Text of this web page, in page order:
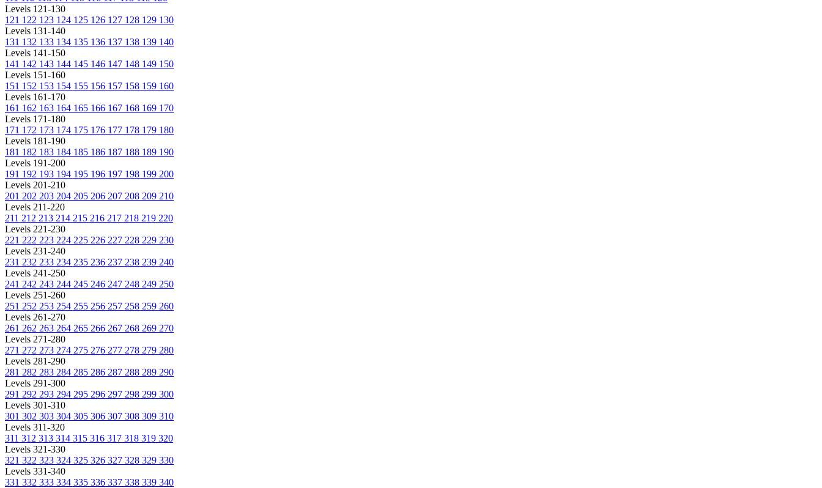
Levels 121-130
121 122 123 124 125 126 127 128 129 130
Levels 131-140
131 132 133 134 135 136 137 138 139 140
Levels 141-150
141 142 143 144 145 146 147 148 149 150
Levels 151-160
151 152 153 154 155 156 157 158 159 160
Levels 161-170
161 162 163 164 165 166 167 168 169 170
Levels 171-180
171 172 173 174 175 176 177 178 179 180
Levels 181-190
181 182 183 184 185 186 187 188 189 190
Levels 191-200
191 192 193 194 195 196 197 198 199 200
Levels 201-210
201 202 203 204 205 206 207 208 209 210
Levels 211-220
211 212 213 214 215 216 217 218 219 220
Levels 221-230
221 222 223 224 225 226 227 228 229 230
Levels 231-240
231 232 233 234 235 236 237 238 239 240
Levels 241-250
241 242 243 244 245 246 247 248 249 250
Levels 251-260
251 252 253 254 255 256 257 258 259 260
Levels 261-270
261 262 263 264 265 266 267 268 269 270
Levels 271-280
271 272 273 274 275 276 277 278 279 280
Levels 281-290
281 282 283 284 285 286 287 288 289 290
Levels 291-300
291 292 293 294 295 296 297 298 299 300
Levels 301-310
301 302 303 304 305 306 307 308 309 310
Levels 311-320
311 312 313 314 315 316 317 318 319 320
Levels 321-330
321 322 323 324 325 326 327 328 329 330
Levels 331-340
331 332 333 334 335 336 337 338 339 340